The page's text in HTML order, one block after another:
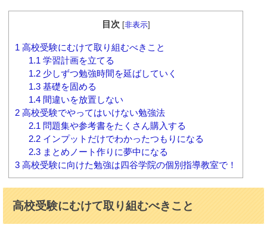
目次 [非表示]
1 高校受験にむけて取り組むべきこと
1.1 学習計画を立てる
1.2少しずつ勉強時間を延ばしていく
1.3基礎を固める
1.4間違いを放置しない
2 高校受験でやってはいけない勉強法
2.1 問題集や参考書をたくさん購入する
2.2インプットだけでわかったつもりになる
2.3まとめノート作りに夢中になる
3 高校受験に向けた勉強は四谷学院の個別指導教室で！
高校受験にむけて取り組むべきこと